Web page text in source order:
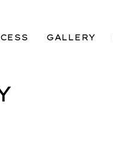
GALLERY